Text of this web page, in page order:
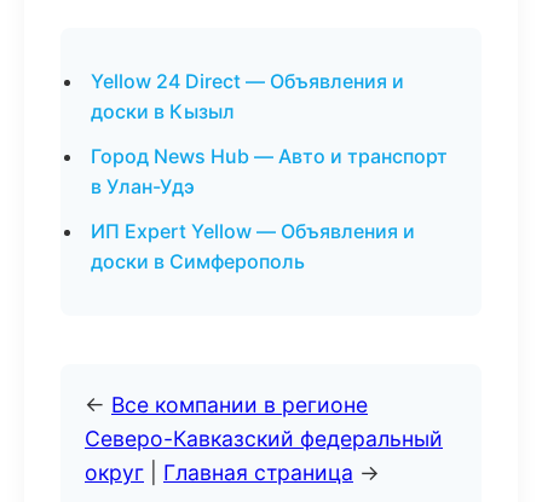
Yellow 24 Direct — Объявления и
доски в Кызыл
Город News Hub — Авто и транспорт
в Улан-Удэ
ИП Expert Yellow — Объявления и
доски в Симферополь
← Все компании в регионе
Северо-Кавказский федеральный
округ
Главная страница →